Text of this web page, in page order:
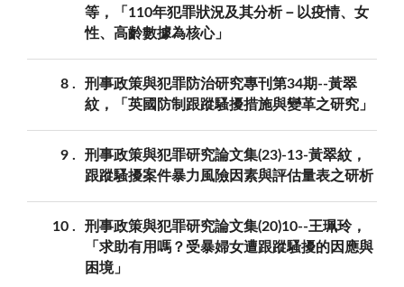
等，「110年犯罪狀況及其分析－以疫情、女
性、高齡數據為核心」
8
刑事政策與犯罪防治研究專刊第34期--黃翠
紋，「英國防制跟蹤騷擾措施與變革之研究」
9
刑事政策與犯罪研究論文集(23)-13-黃翠紋，
跟蹤騷擾案件暴力風險因素與評估量表之研析
10
刑事政策與犯罪研究論文集(20)10--王珮玲，
「求助有用嗎？受暴婦女遭跟蹤騷擾的因應與
困境」